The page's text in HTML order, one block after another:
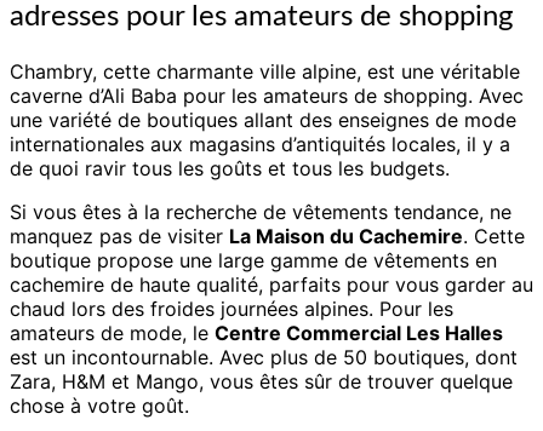
adresses pour les amateurs de shopping
Chambry, cette charmante ville alpine, est une véritable
caverne d’Ali Baba pour les amateurs de shopping. Avec
une variété de boutiques allant des enseignes de mode
internationales aux magasins d’antiquités locales, il y a
de quoi ravir tous les goûts et tous les budgets.
Si vous êtes à la recherche de vêtements tendance, ne
manquez pas de visiter La Maison du Cachemire. Cette
boutique propose une large gamme de vêtements en
cachemire de haute qualité, parfaits pour vous garder au
chaud lors des froides journées alpines. Pour les
amateurs de mode, le Centre Commercial Les Halles
est un incontournable. Avec plus de 50 boutiques, dont
Zara, H&M et Mango, vous êtes sûr de trouver quelque
chose à votre goût.